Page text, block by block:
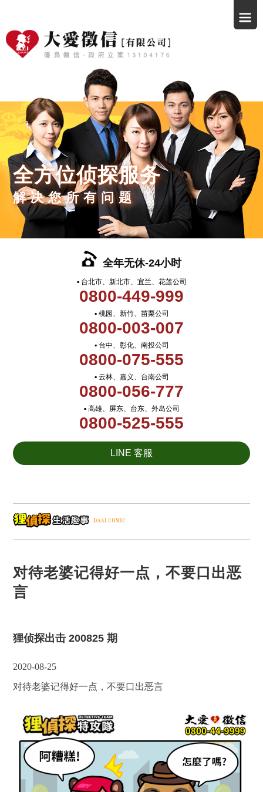
全方位侦探服务
解决您所有问题
全年无休-24小时
▪ 台北市、新北市、宜兰、花莲公司
0800-449-999
▪ 桃园、新竹、苗栗公司
0800-003-007
▪ 台中、彰化、南投公司
0800-075-555
▪ 云林、嘉义、台南公司
0800-056-777
▪ 高雄、屏东、台东、外岛公司
0800-525-555
LINE 客服
对待老婆记得好一点，不要口出恶
言
狸侦探出击 200825 期
2020-08-25
对待老婆记得好一点，不要口出恶言